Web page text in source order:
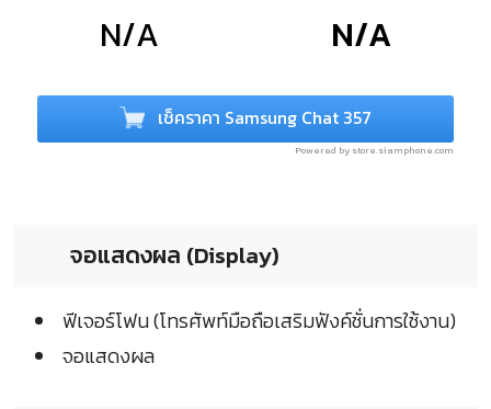
N/A N/A
เช็คราคา Samsung Chat 357
Powered by store.siamphone.com
จอแสดงผล (Display)
ฟีเจอร์โฟน (โทรศัพท์มือถือเสริมฟังค์ชั่นการใช้งาน)
จอแสดงผล